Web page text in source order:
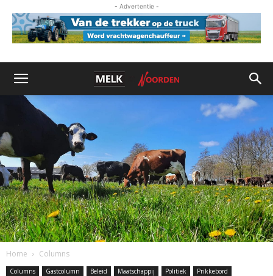
- Advertentie -
Home Columns
Columns Gastcolumn Beleid Maatschappij Politiek
Prikkebord